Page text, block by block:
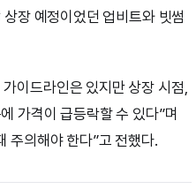
장 예정이었던 업비트와 빗썸
이드라인은 있지만 상장 시점,
가격이 급등락할 수 있다”며
주의해야 한다”고 전했다.